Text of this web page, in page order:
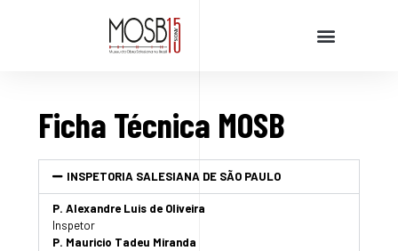
Ficha Técnica MOSB
INSPETORIA SALESIANA DE SÃO PAULO
P. Alexandre Luis de Oliveira
Inspetor
P. Mauricio Tadeu Miranda